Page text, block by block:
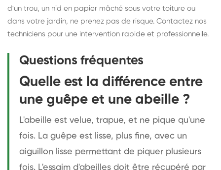
d'un trou, un nid en papier mâché sous votre toiture ou
dans votre jardin, ne prenez pas de risque. Contactez nos
techniciens pour une intervention rapide et professionnelle.
Questions fréquentes
Quelle est la différence entre
une guêpe et une abeille ?
L'abeille est velue, trapue, et ne pique qu'une
fois. La guêpe est lisse, plus fine, avec un
aiguillon lisse permettant de piquer plusieurs
fois. L'essaim d'abeilles doit être récupéré par